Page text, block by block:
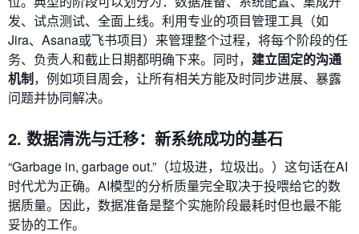
发、试点测试、全面上线。利用专业的项目管理工具（如
Jira、Asana或飞书项目）来管理整个过程，将每个阶段的任
务、负责人和截止日期都明确下来。同时， 建立固定的沟通
机制，例如项目周会，让所有相关方能及时同步进展、暴露
问题并协同解决。
2. 数据清洗与迁移：新系统成功的基石
“Garbage in, garbage out.”（垃圾进，垃圾出。）这句话在AI
时代尤为正确。AI模型的分析质量完全取决于投喂给它的数
据质量。因此，数据准备是整个实施阶段最耗时但也最不能
妥协的工作。